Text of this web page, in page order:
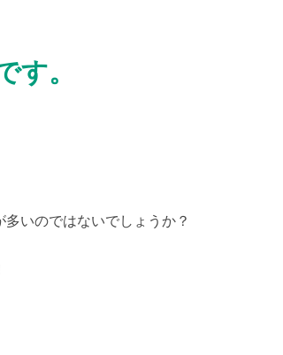
す。
いのではないでしょうか？